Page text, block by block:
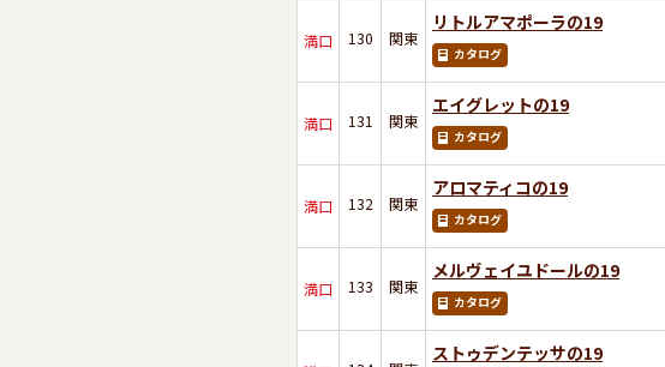
満口 130 関東
リトルアマポーラの19
カタログ
満口 131 関東
エイグレットの19
カタログ
満口 132 関東
アロマティコの19
カタログ
満口 133 関東
メルヴェイユドールの19
カタログ
ストゥデンテッサの19